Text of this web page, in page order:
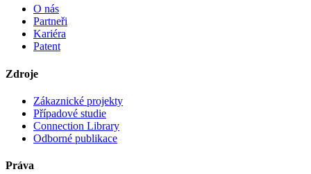
O nás
Partneři
Kariéra
Patent
Zdroje
Zákaznické projekty
Případové studie
Connection Library
Odborné publikace
Práva